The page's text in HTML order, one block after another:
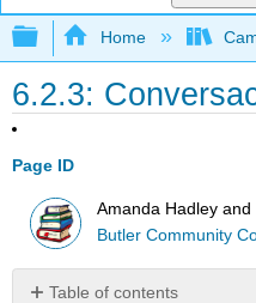
Expand/collapse
Home
6.2.3:
Page ID
Amanda Hadley
Butler Community
Table of contents